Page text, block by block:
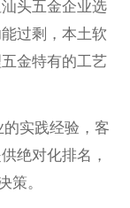
头五金企业选
过剩，本土软
金特有的工艺
实践经验，客
绝对化排名，
策。